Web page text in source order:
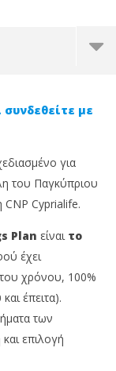
της CNP
συνδεθείτε με
για
του Παγκύπριου
Cyprialife.
Plan είναι το
έχει
χρόνου, 100%
έπειτα).
των
επιλογή